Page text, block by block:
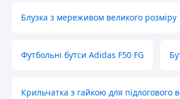
Блузка з мереживом великого розміру
Футбольні бутси Adidas F50 FG
Крильчатка з гайкою для підлогового